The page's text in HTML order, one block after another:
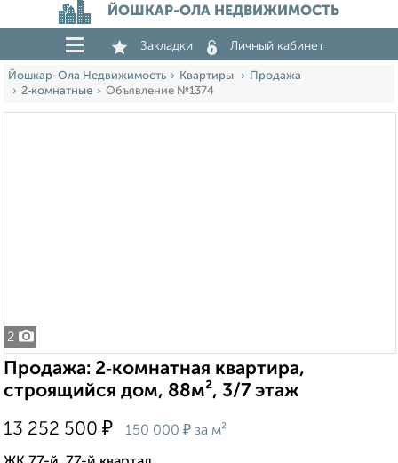
ЙОШКАР-ОЛА НЕДВИЖИМОСТЬ
Закладки Личный кабинет
Йошкар-Ола Недвижимость Квартиры
Продажа
2‑комнатные
Объявление №1374
2
Продажа: 2‑комнатная квартира,
строящийся дом, 88м², 3/7 этаж
13 252 500 ₽ 150 000 ₽ за м²